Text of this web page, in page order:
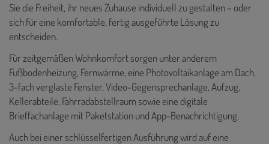
Sie die Freiheit, ihr neues Zuhause individuell zu gestalten – oder
sich für eine komfortable, fertig ausgeführte Lösung zu
entscheiden.
Für zeitgemäßen Wohnkomfort sorgen unter anderem
Fußbodenheizung, Fernwärme, eine Photovoltaikanlage am Dach,
3-fach verglaste Fenster, Video-Gegensprechanlage, Aufzug,
Kellerabteile, Fahrradabstellraum sowie eine digitale
Brieffachanlage mit Paketstation und App-Benachrichtigung.
Auch bei einer schlüsselfertigen Ausführung wird auf eine